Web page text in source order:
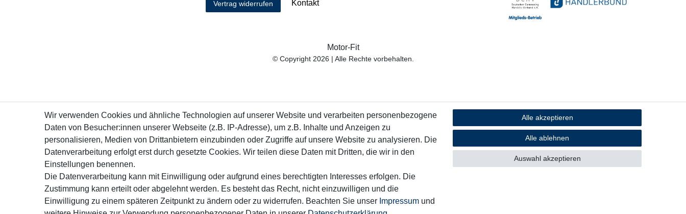
Vertrag widerrufen Kontakt
Motor-Fit
© Copyright 2026 | Alle Rechte vorbehalten.
Wir verwenden Cookies und ähnliche Technologien auf unserer Website und verarbeiten personenbezogene
Daten von Besucher:innen unserer Webseite (z.B. IP-Adresse), um z.B. Inhalte und Anzeigen zu
personalisieren, Medien von Drittanbietern einzubinden oder Zugriffe auf unsere Website zu analysieren. Die
Datenverarbeitung erfolgt erst durch gesetzte Cookies. Wir teilen diese Daten mit Dritten, die wir in den
Einstellungen benennen.
Die Datenverarbeitung kann mit Einwilligung oder aufgrund eines berechtigten Interesses erfolgen. Die
Zustimmung kann erteilt oder abgelehnt werden. Es besteht das Recht, nicht einzuwilligen und die
Einwilligung zu einem späteren Zeitpunkt zu ändern oder zu widerrufen. Beachten Sie unser Impressum und
Alle akzeptieren
Alle ablehnen
Auswahl akzeptieren